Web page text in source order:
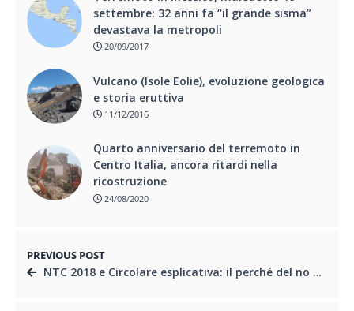
settembre: 32 anni fa “il grande sisma”
devastava la metropoli
20/09/2017
Vulcano (Isole Eolie), evoluzione geologica
e storia eruttiva
11/12/2016
Quarto anniversario del terremoto in
Centro Italia, ancora ritardi nella
ricostruzione
24/08/2020
PREVIOUS POST
NTC 2018 e Circolare esplicativa: il perché del no dei geologi